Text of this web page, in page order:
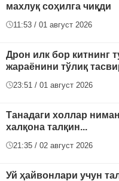
махлуқ соҳилга чиқди
11:53 / 01 август 2026
Дрон илк бор китнинг
жараёнини тўлиқ
23:51 / 01 август 2026
Танадаги холлар
халқона талқин...
21:35 / 02 август 2026
Уй ҳайвонлари учун